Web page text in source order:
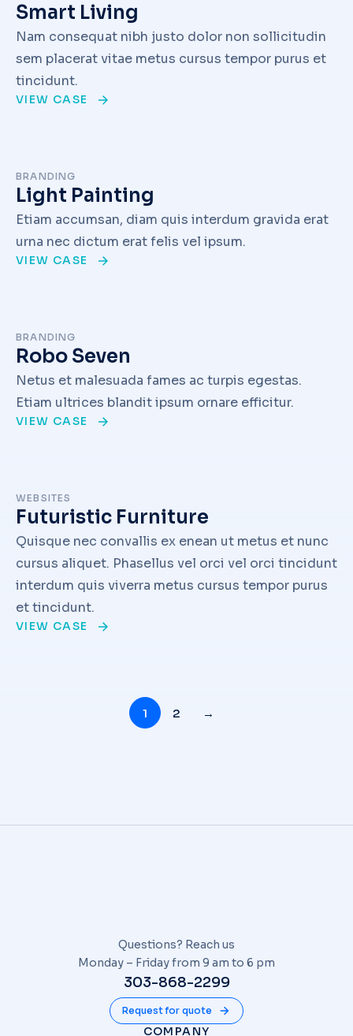
Smart Living
Nam consequat nibh justo dolor non sollicitudin
sem placerat vitae metus cursus tempor purus et
tincidunt.
VIEW CASE
BRANDING
Light Painting
Etiam accumsan, diam quis interdum gravida erat
urna nec dictum erat felis vel ipsum.
VIEW CASE
BRANDING
Robo Seven
Netus et malesuada fames ac turpis egestas.
Etiam ultrices blandit ipsum ornare efficitur.
VIEW CASE
WEBSITES
Futuristic Furniture
Quisque nec convallis ex enean ut metus et nunc
cursus aliquet. Phasellus vel orci vel orci tincidunt
interdum quis viverra metus cursus tempor purus
et tincidunt.
VIEW CASE
1 2 →
Questions? Reach us
Monday – Friday from 9 am to 6 pm
303-868-2299
Request for quote
COMPANY